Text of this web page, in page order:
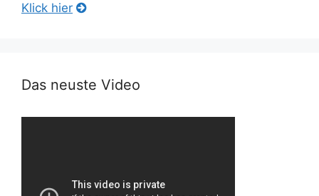
Klick hier
Das neuste Video